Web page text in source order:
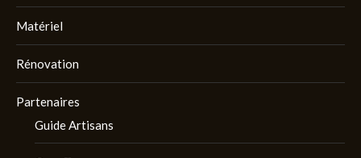
Matériel
Rénovation
Partenaires
Guide Artisans